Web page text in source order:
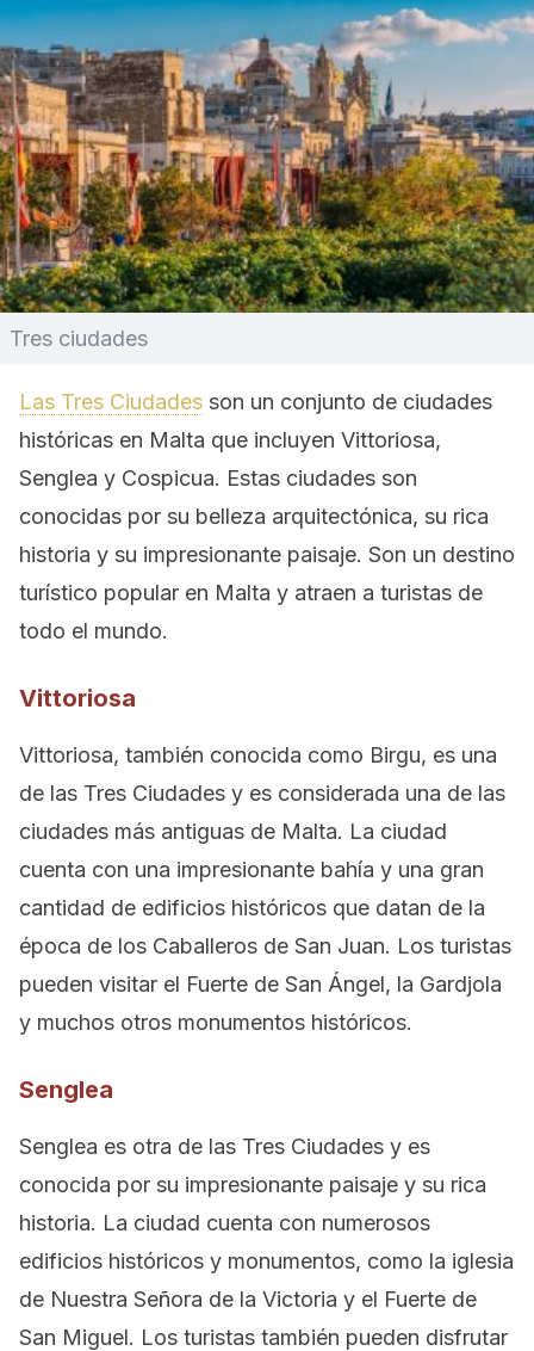
Tres ciudades
Las Tres Ciudades son un conjunto de ciudades
históricas en Malta que incluyen Vittoriosa,
Senglea y Cospicua. Estas ciudades son
conocidas por su belleza arquitectónica, su rica
historia y su impresionante paisaje. Son un destino
turístico popular en Malta y atraen a turistas de
todo el mundo.
Vittoriosa
Vittoriosa, también conocida como Birgu, es una
de las Tres Ciudades y es considerada una de las
ciudades más antiguas de Malta. La ciudad
cuenta con una impresionante bahía y una gran
cantidad de edificios históricos que datan de la
época de los Caballeros de San Juan. Los turistas
pueden visitar el Fuerte de San Ángel, la Gardjola
y muchos otros monumentos históricos.
Senglea
Senglea es otra de las Tres Ciudades y es
conocida por su impresionante paisaje y su rica
historia. La ciudad cuenta con numerosos
edificios históricos y monumentos, como la iglesia
de Nuestra Señora de la Victoria y el Fuerte de
San Miguel. Los turistas también pueden disfrutar